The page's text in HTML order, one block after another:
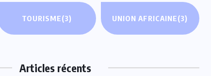
TOURISME(3) UNION AFRICAINE(3)
Articles récents